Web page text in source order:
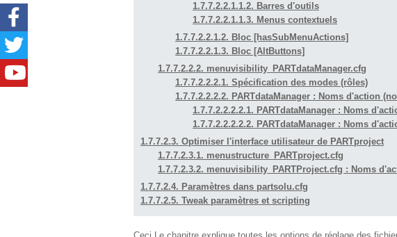
1.7.7.2.2.1.1.2. Barres d'outils
1.7.7.2.2.1.1.3. Menus contextuels
1.7.7.2.2.1.2. Bloc [hasSubMenuActions]
1.7.7.2.2.1.3. Bloc [AltButtons]
1.7.7.2.2.2. menuvisibility_PARTdataManager.cfg
1.7.7.2.2.2.1. Spécification des modes (rôles)
1.7.7.2.2.2.2. PARTdataManager : Noms d'action
1.7.7.2.2.2.2.1. PARTdataManager : Noms
1.7.7.2.2.2.2.2. PARTdataManager : Noms
1.7.7.2.3. Optimiser l'interface utilisateur de PARTproject
1.7.7.2.3.1. menustructure_PARTproject.cfg
1.7.7.2.3.2. menuvisibility_PARTProject.cfg : Noms
1.7.7.2.4. Paramètres dans partsolu.cfg
1.7.7.2.5. Tweak paramètres et scripting